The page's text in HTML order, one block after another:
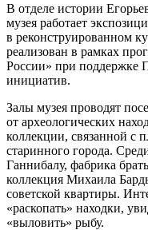
В отделе истории
музея работает
в реконструированном
реализован в рамках
России» при поддержке
инициатив.
Залы музея проводят
от археологических
коллекции, связанной с
старинного города.
Ганнибалу, фабрика
коллекция Михаила
советской квартиры.
«раскопать» находки,
«выловить» рыбу.